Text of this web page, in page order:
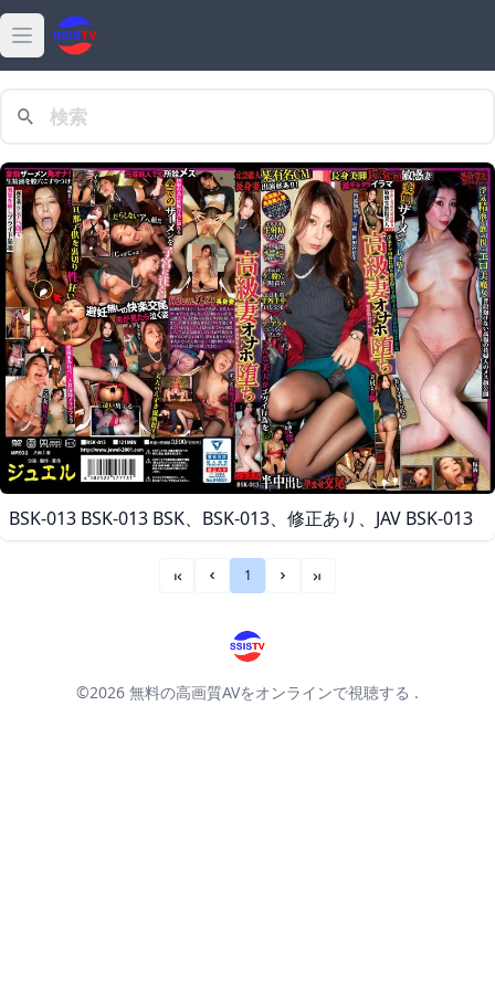
Open main menu
熱門
高清
女優
ダウンロード
特集
BSK-013 BSK-013 BSK、BSK-013、修正あり、JAV BSK-013
«« « 1 » »»
©2026 無料の高画質AVをオンラインで視聴する .